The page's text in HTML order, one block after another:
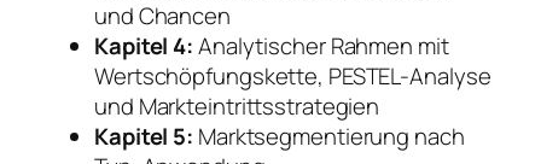
und Chancen
Kapitel 4:Analytischer Rahmen mit
Wertschöpfungskette, PESTEL-Analyse
und Markteintrittsstrategien
Kapitel 5: Marktsegmentierung nach